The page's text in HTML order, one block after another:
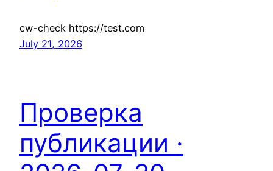
cw-check https://test.com
July 21, 2026
Проверка
публикации ·